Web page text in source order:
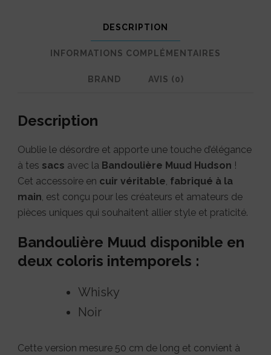
DESCRIPTION
INFORMATIONS COMPLÉMENTAIRES
BRAND AVIS (0)
Description
Oublie le désordre et apporte une touche d’élégance
à tes sacs avec la Bandoulière Muud Hudson !
Cet accessoire en cuir véritable, fabriqué à la
main, est conçu pour les créateurs et amateurs de
pièces uniques qui souhaitent allier style et praticité.
Bandoulière Muud disponible en
deux coloris intemporels :
Whisky
Noir
Cette version mesure 50 cm de long et convient à